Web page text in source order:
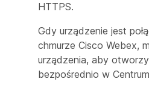
HTTPS.
Gdy urządzenie jest
chmurze Cisco Webex,
urządzenia, aby
bezpośrednio w